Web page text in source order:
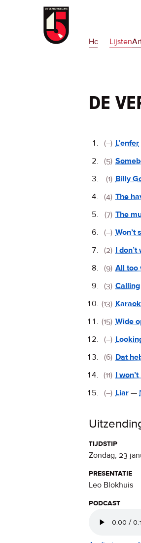
Overslaan
naar
Home Lijsten
de
De
15
(–) L’enfer
(5)
(1) Billy
(4) The
(7) The
(–) Won’t
(2) I
(9) All too
(3) Calling
(13)
(15) Wide
(–)
(6) Dat
(11) I
(–) Liar —
tijdstip
zondag, 23
presentatie
Leo Blokhuis
podcast